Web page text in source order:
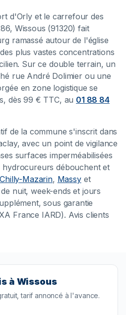
d'Orly et le carrefour des
Wissous (91320) fait
ramassé autour de l'église
plus vastes concentrations
Sur ce double terrain, un
rue André Dolimier ou une
en zone logistique se
dès 99 € TTC, au 01 88 84
de la commune s'inscrit dans
avec un point de vigilance
surfaces imperméabilisées
débouchent et
Chilly-Mazarin, Massyet
nuit, week-ends et jours
sous garantie
France IARD). Avis clients
à Wissous
tarif annoncé à l'avance.